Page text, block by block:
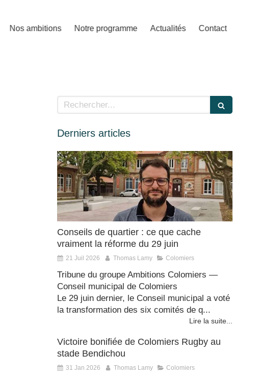
Nos ambitions Notre programme Actualités Contact
Rechercher
Derniers articles
Conseils de quartier : ce que cache
vraiment la réforme du 29 juin
21 Juil 2026 Thomas Lamy Colomiers
Tribune du groupe Ambitions Colomiers —
Conseil municipal de Colomiers
Le 29 juin dernier, le Conseil municipal a voté
la transformation des six comités de q...
Lire la suite...
Victoire bonifiée de Colomiers Rugby au
stade Bendichou
31 Jan 2026 Thomas Lamy Colomiers